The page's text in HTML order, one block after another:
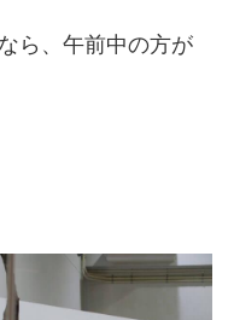
ら、午前中の方が